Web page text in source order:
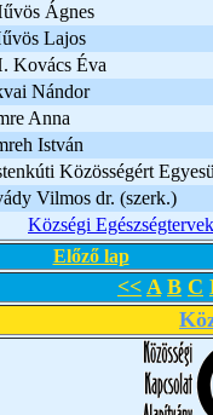
Ágnes
Lajos
Kovács Éva
Nándor
Anna
István
Közösségért
Vilmos dr. (szerk.)
Községi
Előző lap
<< A B C